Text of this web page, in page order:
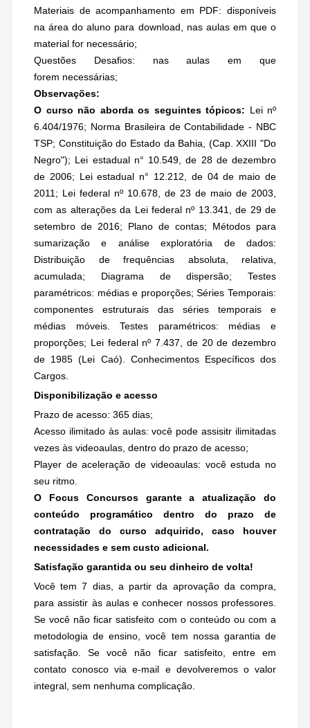
Materiais de acompanhamento em PDF: disponíveis
na área do aluno para download, nas aulas em que o
material for necessário;
Questões Desafios: nas aulas em que
forem necessárias;
Observações:
O curso não aborda os seguintes tópicos: Lei nº
6.404/1976; Norma Brasileira de Contabilidade - NBC
TSP; Constituição do Estado da Bahia, (Cap. XXIII "Do
Negro"); Lei estadual n° 10.549, de 28 de dezembro
de 2006; Lei estadual n° 12.212, de 04 de maio de
2011; Lei federal nº 10.678, de 23 de maio de 2003,
com as alterações da Lei federal nº 13.341, de 29 de
setembro de 2016; Plano de contas; Métodos para
sumarização e análise exploratória de dados:
Distribuição de frequências absoluta, relativa,
acumulada; Diagrama de dispersão; Testes
paramétricos: médias e proporções; Séries Temporais:
componentes estruturais das séries temporais e
médias móveis. Testes paramétricos: médias e
proporções; Lei federal nº 7.437, de 20 de dezembro
de 1985 (Lei Caó). Conhecimentos Específicos dos
Cargos.
Disponibilização e acesso
Prazo de acesso: 365 dias;
Acesso ilimitado às aulas: você pode assisitr ilimitadas
vezes às videoaulas, dentro do prazo de acesso;
Player de aceleração de videoaulas: você estuda no
seu ritmo.
O Focus Concursos garante a atualização do
conteúdo programático dentro do prazo de
contratação do curso adquirido, caso houver
necessidades e sem custo adicional.
Satisfação garantida ou seu dinheiro de volta!
Você tem 7 dias, a partir da aprovação da compra,
para assistir às aulas e conhecer nossos professores.
Se você não ficar satisfeito com o conteúdo ou com a
metodologia de ensino, você tem nossa garantia de
satisfação. Se você não ficar satisfeito, entre em
contato conosco via e-mail e devolveremos o valor
integral, sem nenhuma complicação.